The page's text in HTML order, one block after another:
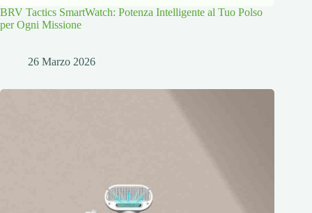
BRV Tactics SmartWatch: Potenza Intelligente al Tuo Polso
per Ogni Missione
26 Marzo 2026